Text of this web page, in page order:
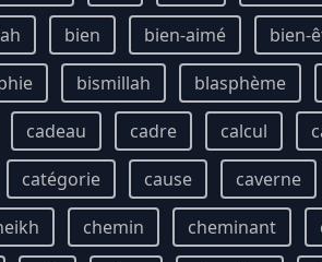
bien bien-aimé bien-
bismillah blasphème
cadeau cadre calcul
catégorie cause caverne
chemin cheminant